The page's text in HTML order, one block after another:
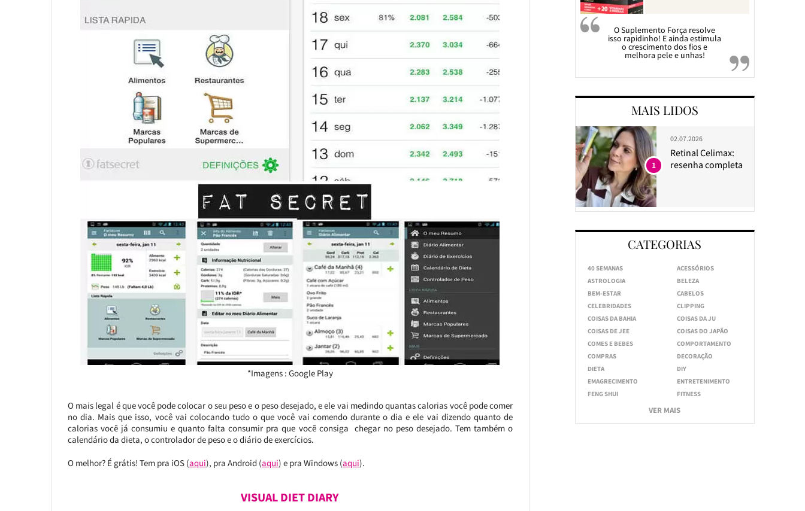
*Imagens : Google Play
O mais legal é que você pode colocar o seu peso e o peso desejado, e ele vai medindo quantas calorias você pode comer
no dia. Mais que isso, você vai colocando tudo o que você vai comendo durante o dia e ele vai dizendo quanto de
calorias você já consumiu e quanto falta consumir pra que você consiga chegar no peso desejado. Tem também o
calendário da dieta, o controlador de peso e o diário de exercícios.
O melhor? É grátis! Tem pra iOS (aqui), pra Android (aqui) e pra Windows (aqui).
VISUAL DIET DIARY
O Suplemento Força resolve
isso rapidinho! E ainda estimula
o crescimento dos fios e
melhora pele e unhas!
MAIS LIDOS
02.07.2026
Retinal Celimax:
resenha completa
1
CATEGORIAS
40 SEMANAS
ACESSÓRIOS
ASTROLOGIA
BELEZA
BEM-ESTAR
CABELOS
CELEBRIDADES
CLIPPING
COISAS DA BAHIA
COISAS DA JU
COISAS DE JEE
COISAS DO JAPÃO
COMES E BEBES
COMPORTAMENTO
COMPRAS
DECORAÇÃO
DIETA
DIY
EMAGRECIMENTO
ENTRETENIMENTO
FENG SHUI
FITNESS
VER MAIS